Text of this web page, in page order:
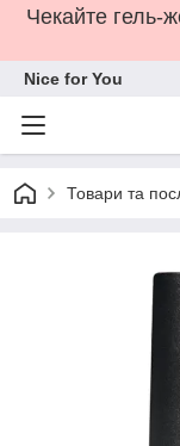
Чекайте гель-
Nice for You
Товари та